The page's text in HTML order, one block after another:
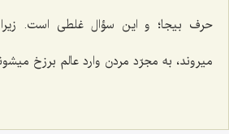
حرف بیجا؛ و این سؤال غلطى است. زیرا
میروند، به مجرّد مردن وارد عالم برزخ